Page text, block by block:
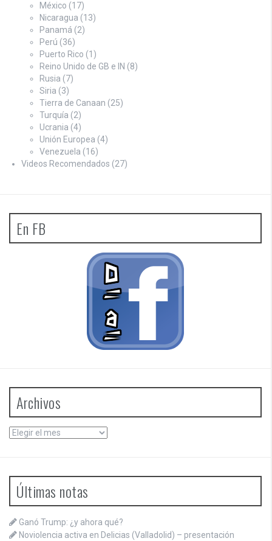
México (17)
Nicaragua (13)
Panamá (2)
Perú (36)
Puerto Rico (1)
Reino Unido de GB e IN (8)
Rusia (7)
Siria (3)
Tierra de Canaan (25)
Turquía (2)
Ucrania (4)
Unión Europea (4)
Venezuela (16)
Videos Recomendados (27)
En FB
Archivos
Archivos
Últimas notas
Ganó Trump: ¿y ahora qué?
Noviolencia activa en Delicias (Valladolid) – presentación